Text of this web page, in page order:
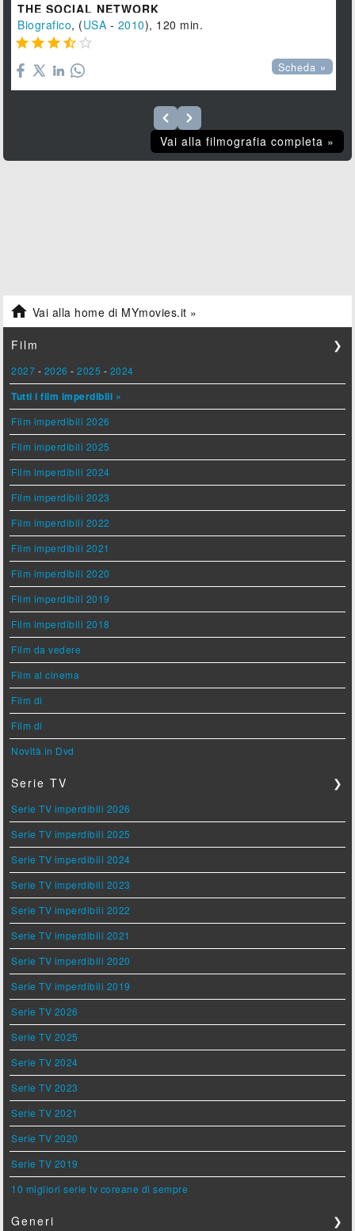
THE SOCIAL NETWORK
Biografico, (USA - 2010), 120 min.
    
Scheda »
Vai alla filmografia completa »
 Vai alla home di MYmovies.it »
Film ❯
2027 - 2026 -2025 - 2024
Tutti i film imperdibili »
Film imperdibili 2026
Film imperdibili 2025
Film imperdibili 2024
Film imperdibili 2023
Film imperdibili 2022
Film imperdibili 2021
Film imperdibili 2020
Film imperdibili 2019
Film imperdibili 2018
Film da vedere
Film al cinema
Film di
Film di
Novità in Dvd
Serie TV ❯
Serie TV imperdibili 2026
Serie TV imperdibili 2025
Serie TV imperdibili 2024
Serie TV imperdibili 2023
Serie TV imperdibili 2022
Serie TV imperdibili 2021
Serie TV imperdibili 2020
Serie TV imperdibili 2019
Serie TV 2026
Serie TV 2025
Serie TV 2024
Serie TV 2023
Serie TV 2021
Serie TV 2020
Serie TV 2019
10 migliori serie tv coreane di sempre
Generi ❯